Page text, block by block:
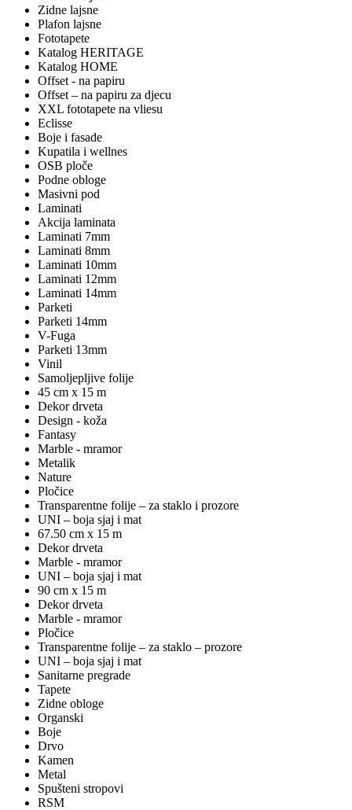
Zidne lajsne
Plafon lajsne
Fototapete
Katalog HERITAGE
Katalog HOME
Offset - na papiru
Offset – na papiru za djecu
XXL fototapete na vliesu
Eclisse
Boje i fasade
Kupatila i wellnes
OSB ploče
Podne obloge
Masivni pod
Laminati
Akcija laminata
Laminati 7mm
Laminati 8mm
Laminati 10mm
Laminati 12mm
Laminati 14mm
Parketi
Parketi 14mm
V-Fuga
Parketi 13mm
Vinil
Samoljepljive folije
45 cm x 15 m
Dekor drveta
Design - koža
Fantasy
Marble - mramor
Metalik
Nature
Pločice
Transparentne folije – za staklo i prozore
UNI – boja sjaj i mat
67.50 cm x 15 m
Dekor drveta
Marble - mramor
UNI – boja sjaj i mat
90 cm x 15 m
Dekor drveta
Marble - mramor
Pločice
Transparentne folije – za staklo – prozore
UNI – boja sjaj i mat
Sanitarne pregrade
Tapete
Zidne obloge
Organski
Boje
Drvo
Kamen
Metal
Spušteni stropovi
RSM